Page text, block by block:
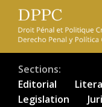
Skip
main
content
Sections
Editorial
Legislation